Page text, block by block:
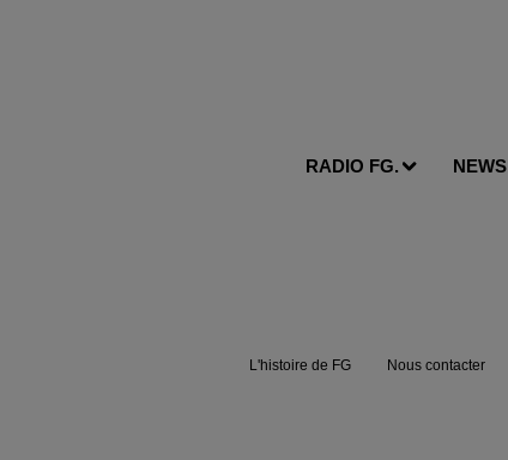
RADIO FG. NEWS
L'histoire de FG Nous contacter